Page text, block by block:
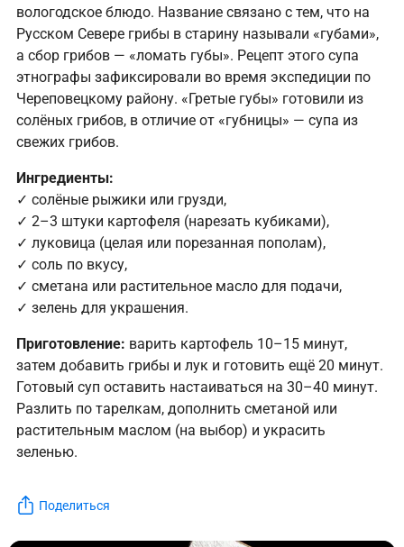
вологодское блюдо. Название связано с тем, что на
Русском Севере грибы в старину называли «губами»,
а сбор грибов — «ломать губы». Рецепт этого супа
этнографы зафиксировали во время экспедиции по
Череповецкому району. «Гретые губы» готовили из
солёных грибов, в отличие от «губницы» — супа из
свежих грибов.
Ингредиенты:
✓ солёные рыжики или грузди,
✓ 2–3 штуки картофеля (нарезать кубиками),
✓ луковица (целая или порезанная пополам),
✓ соль по вкусу,
✓ сметана или растительное масло для подачи,
✓ зелень для украшения.
Приготовление: варить картофель 10–15 минут,
затем добавить грибы и лук и готовить ещё 20 минут.
Готовый суп оставить настаиваться на 30–40 минут.
Разлить по тарелкам, дополнить сметаной или
растительным маслом (на выбор) и украсить
зеленью.
Поделиться